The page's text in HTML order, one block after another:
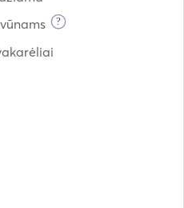
of the boat, mooring in base
food and beverages and
?